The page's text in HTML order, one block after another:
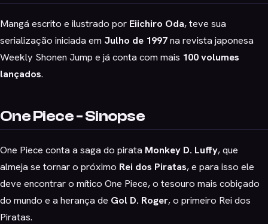
Mangá escrito e ilustrado por Eiichiro Oda, teve sua
serialização iniciada em Julho de 1997na revista japonesa
Weekly Shonen Jump e já conta com mais 100 volumes
lançados.
One Piece - Sinopse
One Piece conta a saga do pirata Monkey D. Luffy, que
almeja se tornar o próximo Rei dos Piratas, e para isso ele
deve encontrar o mítico One Piece, o tesouro mais cobiçado
do mundo e a herança de Gol D. Roger, o primeiro Rei dos
Piratas.